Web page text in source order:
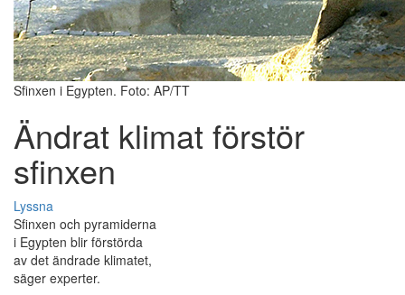
Sfinxen i Egypten. Foto: AP/TT
Ändrat klimat förstör
sfinxen
Lyssna
Sfinxen och pyramiderna
i Egypten blir förstörda
av det ändrade klimatet,
säger experter.